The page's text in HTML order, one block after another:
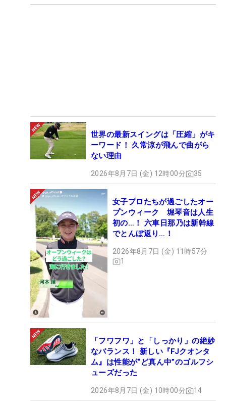
世界の最新スイングは「圧縮」がキ
ーワード！ 久常涼が飛んで曲がら
ない理由
2026年8月7日 (金) 12時00分 35
女子プロたちが過ごしたオー
プンウィーク 堀琴音は人生
初の…！ 六車日那乃は新幹線
でとんぼ返り…！
2026年8月7日 (金) 11時57分
1
「フワフワ」と「しっかり」の絶妙
なバランス！ 新しい『FJクオンタ
ム』は性能が“ど真ん中”のゴルフシ
ューズだった
2026年8月7日 (金) 10時00分 14